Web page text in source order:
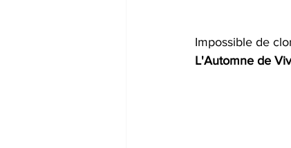
Impossible de
L'Automne de